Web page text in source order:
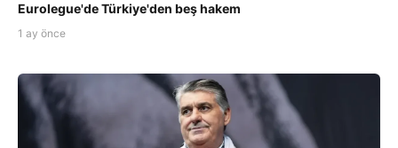
Eurolegue'de Türkiye'den beş hakem
1 ay önce